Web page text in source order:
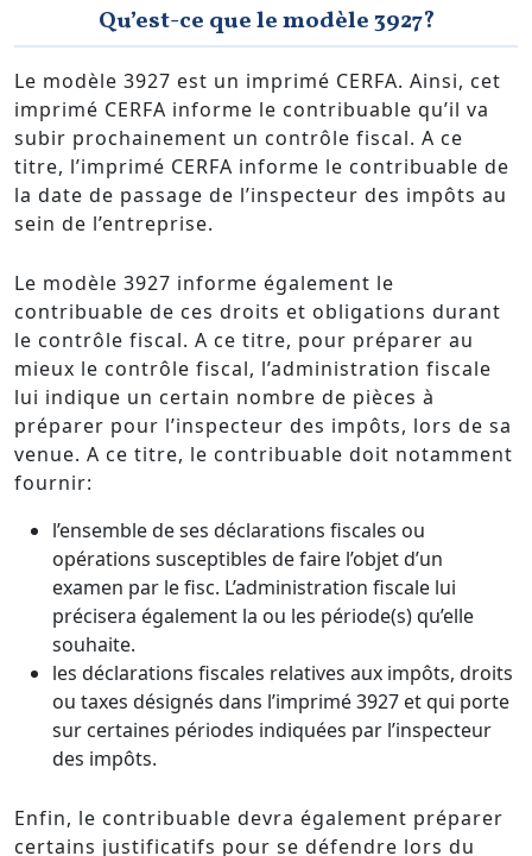
Qu’est-ce que le modèle 3927?
Le modèle 3927 est un imprimé CERFA. Ainsi, cet
imprimé CERFA informe le contribuable qu’il va
subir prochainement un contrôle fiscal. A ce
titre, l’imprimé CERFA informe le contribuable de
la date de passage de l’inspecteur des impôts au
sein de l’entreprise.
Le modèle 3927 informe également le
contribuable de ces droits et obligations durant
le contrôle fiscal. A ce titre, pour préparer au
mieux le contrôle fiscal, l’administration fiscale
lui indique un certain nombre de pièces à
préparer pour l’inspecteur des impôts, lors de sa
venue. A ce titre, le contribuable doit notamment
fournir:
l’ensemble de ses déclarations fiscales ou
opérations susceptibles de faire l’objet d’un
examen par le fisc. L’administration fiscale lui
précisera également la ou les période(s) qu’elle
souhaite.
les déclarations fiscales relatives aux impôts, droits
ou taxes désignés dans l’imprimé 3927 et qui porte
sur certaines périodes indiquées par l’inspecteur
des impôts.
Enfin, le contribuable devra également préparer
certains justificatifs pour se défendre lors du